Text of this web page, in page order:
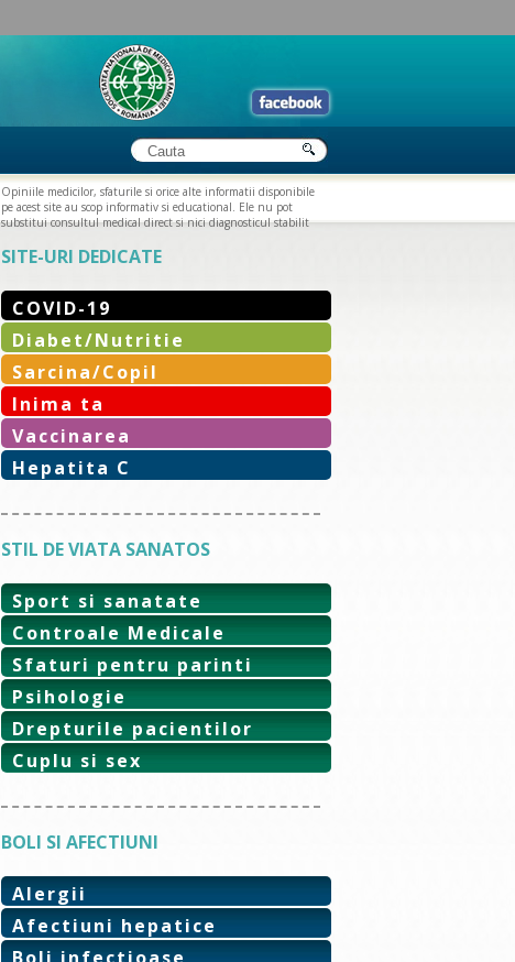
Opiniile medicilor, sfaturile si orice alte informatii disponibile
pe acest site au scop informativ si educational. Ele nu pot
substitui consultul medical direct si nici diagnosticul stabilit
SITE-URI DEDICATE
COVID-19
Diabet/Nutritie
Sarcina/Copil
Inima ta
Vaccinarea
Hepatita C
STIL DE VIATA SANATOS
Sport si sanatate
Controale Medicale
Sfaturi pentru parinti
Psihologie
Drepturile pacientilor
Cuplu si sex
BOLI SI AFECTIUNI
Alergii
Afectiuni hepatice